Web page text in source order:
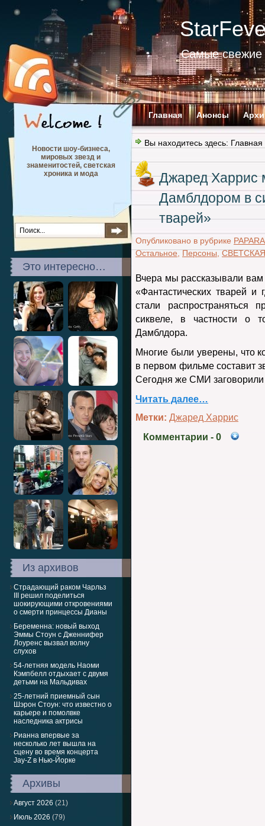
Самые свежие
Главная Анонсы
Новости шоу-бизнеса,
мировых звезд и
знаменитостей, светская
хроника и мода
Это интересно…
Из архивов
Страдающий раком Чарльз
III решил поделиться
шокирующими откровениями
о смерти принцессы Дианы
Беременна: новый выход
Эммы Стоун с Дженнифер
Лоуренс вызвал волну
слухов
54-летняя модель Наоми
Кэмпбелл отдыхает с двумя
детьми на Мальдивах
25-летний приемный сын
Шэрон Стоун: что известно о
карьере и помолвке
наследника актрисы
Рианна впервые за
несколько лет вышла на
сцену во время концерта
Jay-Z в Нью-Йорке
Архивы
Август 2026 (21)
Июль 2026 (79)
Вы находитесь здесь: Главная
Джаред Харрис
Дамблдором в
тварей»
Опубликовано в рубрике
Остальное,Персоны,
Вчера мы рассказывали вам
«Фантастических тварей
стали распространяться
сиквеле, в частности о
Дамблдора.
Многие были уверены, что
в первом фильме составит
Сегодня же СМИ
Читать далее…
Метки: Джаред Харрис
Комментарии - 0